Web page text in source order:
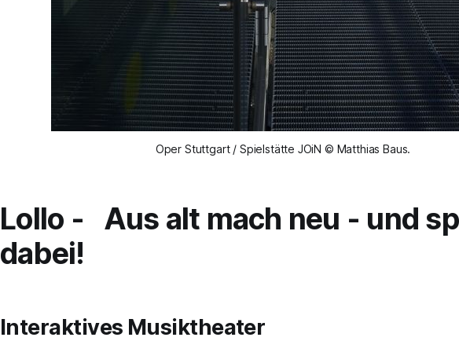
Oper Stuttgart / Spielstätte JOiN © Matthias Baus.
Lollo - Aus alt mach neu - und
dabei!
Interaktives Musiktheater